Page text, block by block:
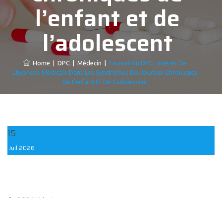
l’enfant et de
l’adolescent
Home DPC Médecin
Formation DPC : Intérêt De
L’hypnose Médicale Dans Les Syndromes Douloureux Chroniques
De L’enfant Et De L’adolescent
15
Juil 2026